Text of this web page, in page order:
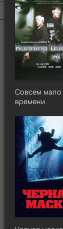
Совсем мало
времени